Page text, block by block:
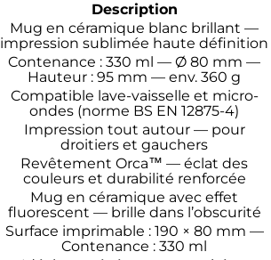
Description
Mug en céramique blanc brillant —
impression sublimée haute définition
Contenance : 330 ml — Ø 80 mm —
Hauteur : 95 mm — env. 360 g
Compatible lave-vaisselle et micro-
ondes (norme BS EN 12875-4)
Impression tout autour — pour
droitiers et gauchers
Revêtement Orca™ — éclat des
couleurs et durabilité renforcée
Mug en céramique avec effet
fluorescent — brille dans l’obscurité
Surface imprimable : 190 × 80 mm —
Contenance : 330 ml